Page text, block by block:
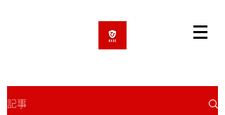
記事